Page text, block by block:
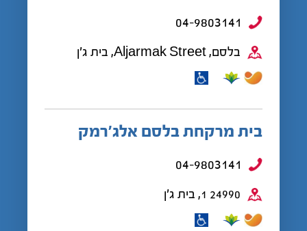
04-9803141
בלסם, Aljarmak Street, בית ג'ן
בית מרקחת בלסם אלג'רמק
04-9803141
24990 1, בית ג'ן